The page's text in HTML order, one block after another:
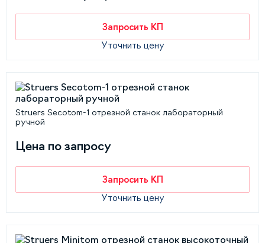
Запросить КП
Уточнить цену
Struers Secotom-1 отрезной станок лабораторный
ручной
Цена по запросу
Запросить КП
Уточнить цену